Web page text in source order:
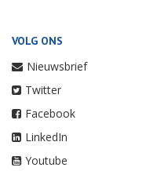
VOLG ONS
Nieuwsbrief
Twitter
Facebook
LinkedIn
Youtube